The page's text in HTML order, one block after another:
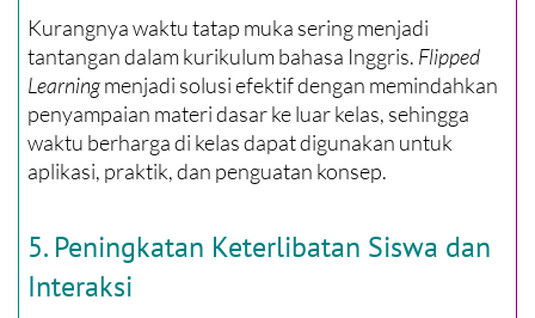
Kurangnya waktu tatap muka sering menjadi
tantangan dalam kurikulum bahasa Inggris. Flipped
Learningmenjadi solusi efektif dengan memindahkan
penyampaian materi dasar ke luar kelas, sehingga
waktu berharga di kelas dapat digunakan untuk
aplikasi, praktik, dan penguatan konsep.
5. Peningkatan Keterlibatan Siswa dan
Interaksi